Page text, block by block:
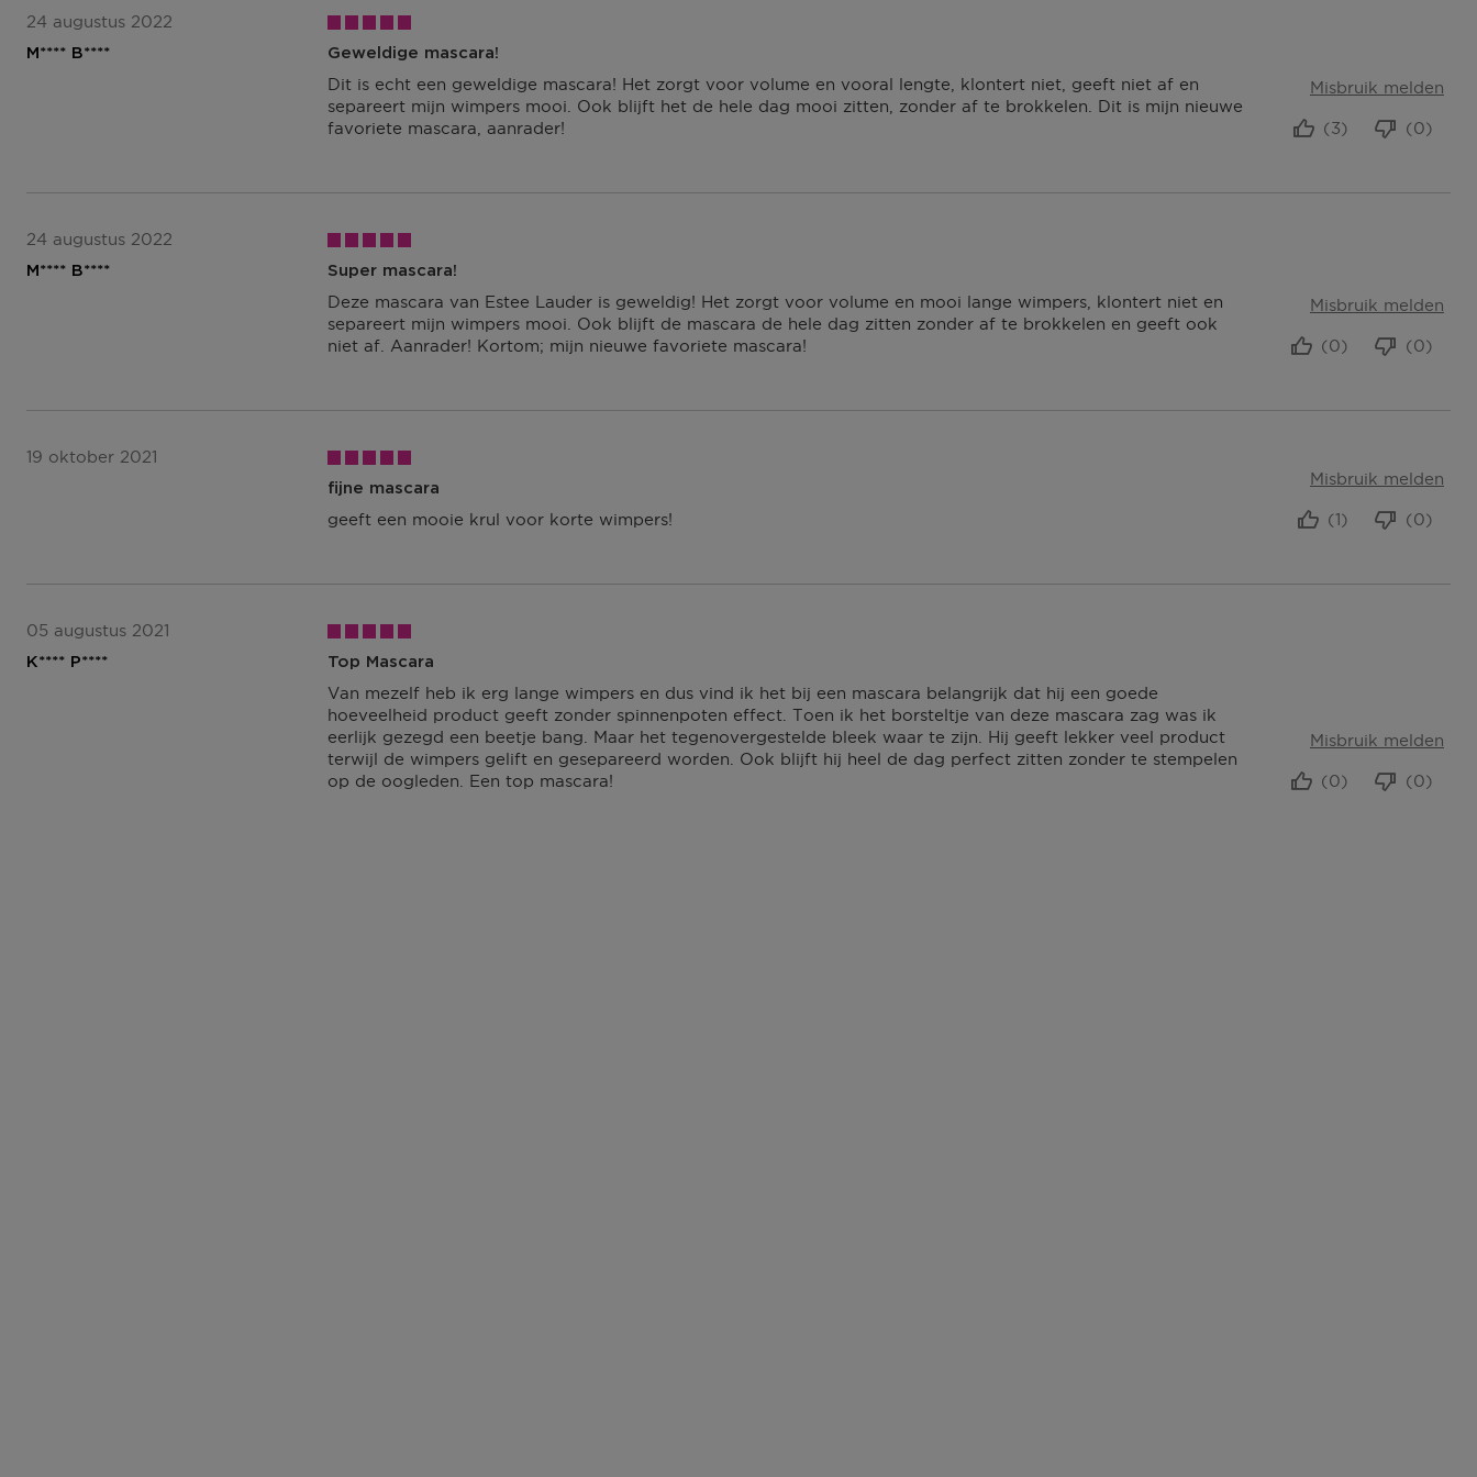
24 augustus 2022
Geweldige mascara!
Dit is echt een geweldige mascara! Het zorgt voor volume en vooral lengte, klontert niet, geeft niet af en
separeert mijn wimpers mooi. Ook blijft het de hele dag mooi zitten, zonder af te brokkelen. Dit is mijn nieuwe
favoriete mascara, aanrader!
M**** B****
Misbruik melden
(0)
(3)
24 augustus 2022
Super mascara!
Deze mascara van Estee Lauder is geweldig! Het zorgt voor volume en mooi lange wimpers, klontert niet en
separeert mijn wimpers mooi. Ook blijft de mascara de hele dag zitten zonder af te brokkelen en geeft ook
niet af. Aanrader! Kortom; mijn nieuwe favoriete mascara!
M**** B****
Misbruik melden
(0)
(0)
19 oktober 2021
fijne mascara
geeft een mooie krul voor korte wimpers!
Misbruik melden
(0)
(1)
05 augustus 2021
Top Mascara
Van mezelf heb ik erg lange wimpers en dus vind ik het bij een mascara belangrijk dat hij een goede
hoeveelheid product geeft zonder spinnenpoten effect. Toen ik het borsteltje van deze mascara zag was ik
eerlijk gezegd een beetje bang. Maar het tegenovergestelde bleek waar te zijn. Hij geeft lekker veel product
terwijl de wimpers gelift en gesepareerd worden. Ook blijft hij heel de dag perfect zitten zonder te stempelen
op de oogleden. Een top mascara!
K**** P****
Misbruik melden
(0)
(0)